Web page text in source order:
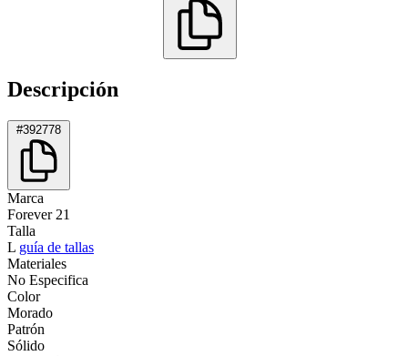
Descripción
#392778
Marca
Forever 21
Talla
L guía de tallas
Materiales
No Especifica
Color
Morado
Patrón
Sólido